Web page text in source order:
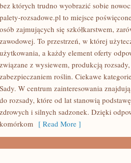
bez których trudno wyobrazić sobie
palety-rozsadowe.pl to miejsce
osób zajmujących się szkółkarstwem,
zawodowej. To przestrzeń, w której
użytkowania, a każdy element oferty
związane z wysiewem, produkcją
zabezpieczaniem roślin. Ciekawe
Sady. W centrum zainteresowania
do rozsady, które od lat stanowią
zdrowych i silnych sadzonek. Dzięki
komórkom [ Read More ]